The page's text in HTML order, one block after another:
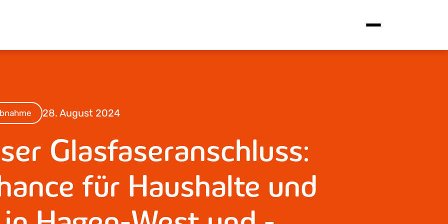
28. August 2024
Glasfaseranschluss:
für Haushalte und